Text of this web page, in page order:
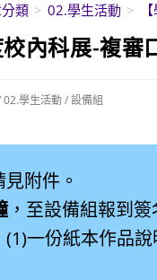
類 > 02.學生活動 >
校內科展-複
02.學生活動/設備組
附件。
，至設備組報到簽
一份紙本作品